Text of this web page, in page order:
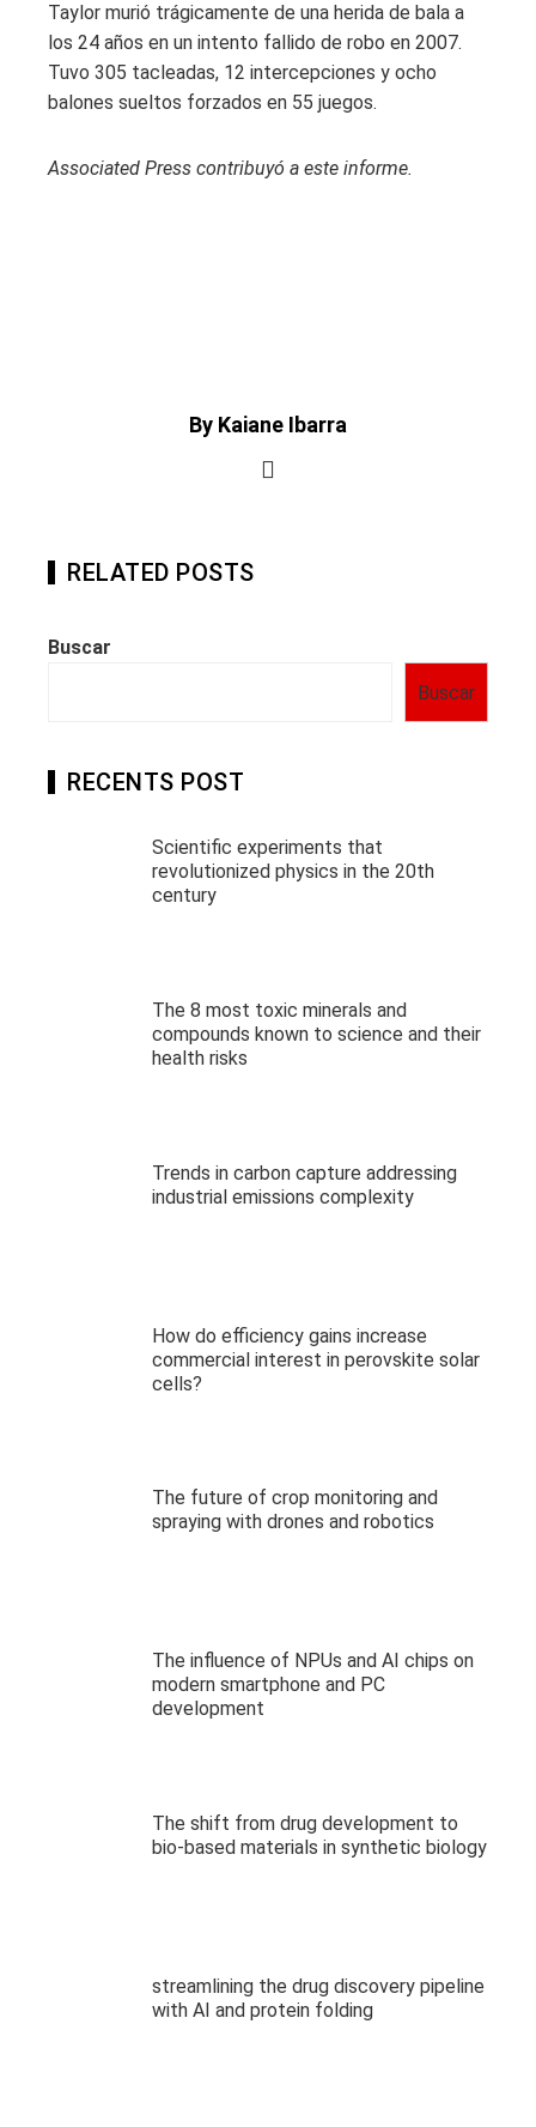
Taylor murió trágicamente de una herida de bala a
los 24 años en un intento fallido de robo en 2007.
Tuvo 305 tacleadas, 12 intercepciones y ocho
balones sueltos forzados en 55 juegos.
Associated Press contribuyó a este informe.
By Kaiane Ibarra
RELATED POSTS
Buscar
Buscar
RECENTS POST
Scientific experiments that
revolutionized physics in the 20th
century
The 8 most toxic minerals and
compounds known to science and their
health risks
Trends in carbon capture addressing
industrial emissions complexity
How do efficiency gains increase
commercial interest in perovskite solar
cells?
The future of crop monitoring and
spraying with drones and robotics
The influence of NPUs and AI chips on
modern smartphone and PC
development
The shift from drug development to
bio-based materials in synthetic biology
streamlining the drug discovery pipeline
with AI and protein folding